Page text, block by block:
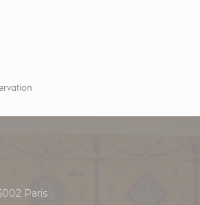
Paris((ouvre une nouvelle fenêtre))